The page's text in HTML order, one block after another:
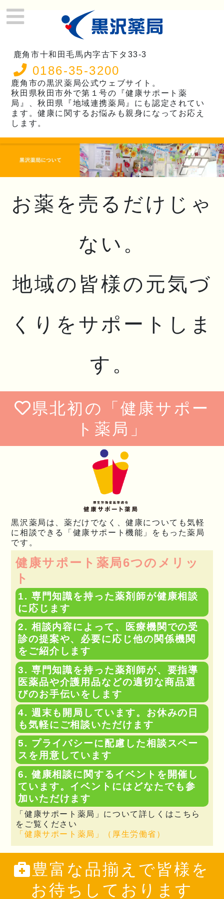
鹿角市十和田毛馬内字古下タ33-3
0186-35-3200
鹿角市の黒沢薬局公式ウェブサイト。
秋田県秋田市外で第１号の『健康サポート薬
局』、秋田県『地域連携薬局』にも認定されてい
ます。健康に関するお悩みも親身になってお応え
します。
お薬を売るだけじゃ
ない。
地域の皆様の元気づ
くりをサポートしま
す。
県北初の「健康サポー
ト薬局」
黒沢薬局は、薬だけでなく、健康についても気軽
に相談できる「健康サポート機能」をもった薬局
です。
健康サポート薬局6つのメリッ
ト
専門知識を持った薬剤師が健康相談
に応じます
相談内容によって、医療機関での受
診の提案や、必要に応じ他の関係機関
をご紹介します
専門知識を持った薬剤師が、要指導
医薬品や介護用品などの適切な商品選
びのお手伝いをします
週末も開局しています。お休みの日
も気軽にご相談いただけます
プライバシーに配慮した相談スペー
スを用意しています
健康相談に関するイベントを開催し
ています。イベントにはどなたでも参
加いただけます
「健康サポート薬局」について詳しくはこちら
をご覧ください
「健康サポート薬局」（厚生労働省）
豊富な品揃えで皆様を
お待ちしております